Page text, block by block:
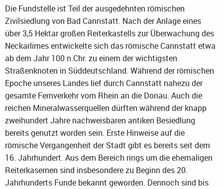
Die Fundstelle ist Teil der ausgedehnten römischen
Zivilsiedlung von Bad Cannstatt. Nach der Anlage eines
über 3,5 Hektar großen Reiterkastells zur Überwachung des
Neckarlimes entwickelte sich das römische Cannstatt etwa
ab dem Jahr 100 n.Chr. zu einem der wichtigsten
Straßenknoten in Süddeutschland. Während der römischen
Epoche unseres Landes lief durch Cannstatt nahezu der
gesamte Fernverkehr vom Rhein an die Donau. Auch die
reichen Mineralwasserquellen dürften während der knapp
zweihundert Jahre nachweisbaren antiken Besiedlung
bereits genutzt worden sein. Erste Hinweise auf die
römische Vergangenheit der Stadt gibt es bereits seit dem
16. Jahrhundert. Aus dem Bereich rings um die ehemaligen
Reiterkasernen sind insbesondere zu Beginn des 20.
Jahrhunderts Funde bekannt geworden. Dennoch sind bis